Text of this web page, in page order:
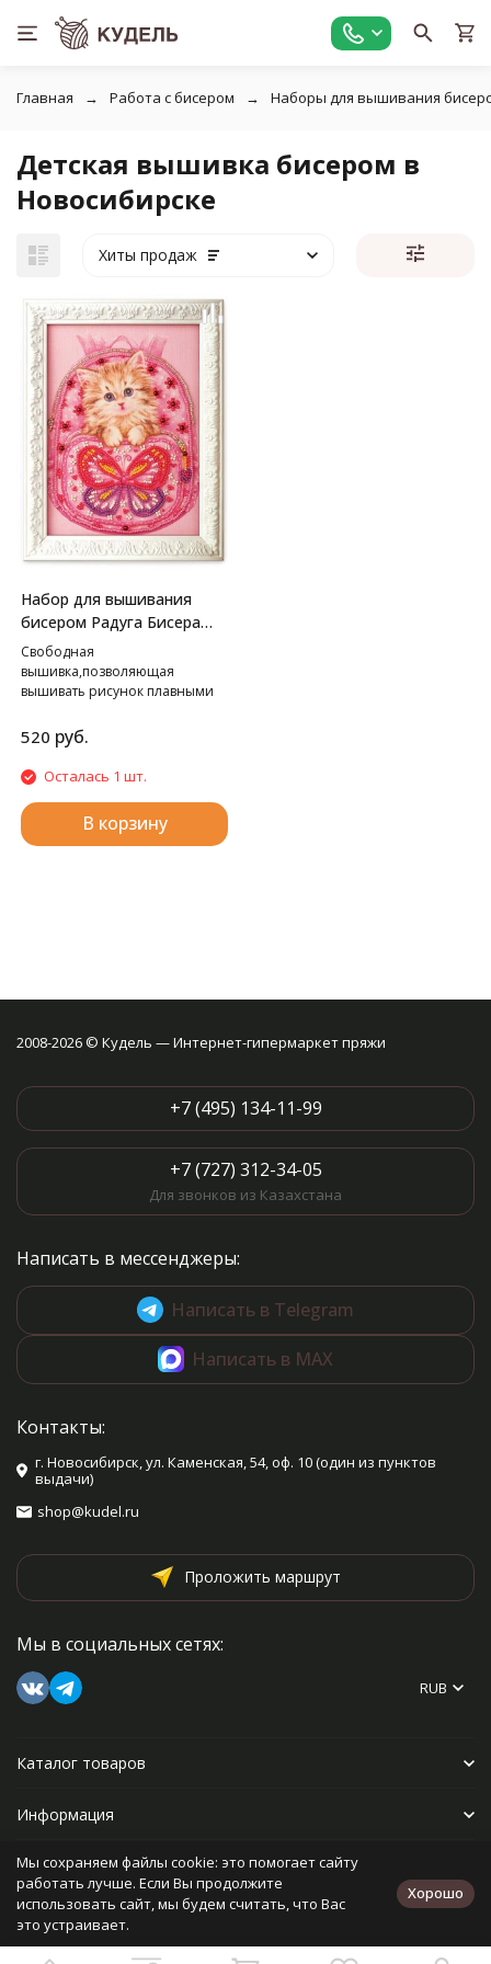
Главная Работа с бисером Наборы для вышивания
Детская вышивка бисером в
Новосибирске
Хиты продаж
Набор для вышивания
бисером Радуга Бисера
В-508 Путешественница,
13*18 см
Свободная
вышивка,позволяющая
вышивать рисунок плавными
520 руб.
Осталась 1 шт.
В корзину
2008-2026 © Кудель — Интернет-гипермаркет пряжи
+7 (495) 134-11-99
+7 (727) 312-34-05
Для звонков из Казахстана
Написать в мессенджеры:
Написать в Telegram
Написать в MAX
Контакты:
г. Новосибирск, ул. Каменская, 54, оф. 10 (один из пунктов
выдачи)
shop@kudel.ru
Проложить маршрут
Мы в социальных сетях:
RUB
Каталог товаров
Информация
Прочее
Политика персональных данных
Мы сохраняем файлы cookie: это помогает сайту
работать лучше. Если Вы продолжите
использовать сайт, мы будем считать, что Вас
это устраивает.
Хорошо